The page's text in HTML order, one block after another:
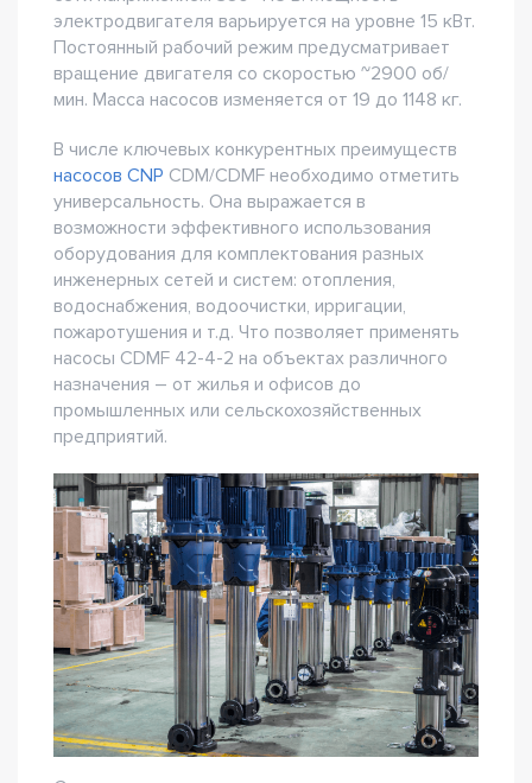
электродвигателя варьируется на уровне 15 кВт.
Постоянный рабочий режим предусматривает
вращение двигателя со скоростью ~2900 об/
мин. Масса насосов изменяется от 19 до 1148 кг.
В числе ключевых конкурентных преимуществ
насосов CNP CDM/CDMF необходимо отметить
универсальность. Она выражается в
возможности эффективного использования
оборудования для комплектования разных
инженерных сетей и систем: отопления,
водоснабжения, водоочистки, ирригации,
пожаротушения и т.д. Что позволяет применять
насосы CDMF 42-4-2 на объектах различного
назначения – от жилья и офисов до
промышленных или сельскохозяйственных
предприятий.